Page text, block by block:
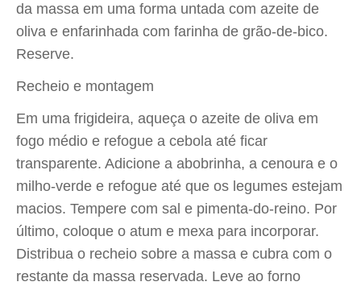
da massa em uma forma untada com azeite de
oliva e enfarinhada com farinha de grão-de-bico.
Reserve.
Recheio e montagem
Em uma frigideira, aqueça o azeite de oliva em
fogo médio e refogue a cebola até ficar
transparente. Adicione a abobrinha, a cenoura e o
milho-verde e refogue até que os legumes estejam
macios. Tempere com sal e pimenta-do-reino. Por
último, coloque o atum e mexa para incorporar.
Distribua o recheio sobre a massa e cubra com o
restante da massa reservada. Leve ao forno